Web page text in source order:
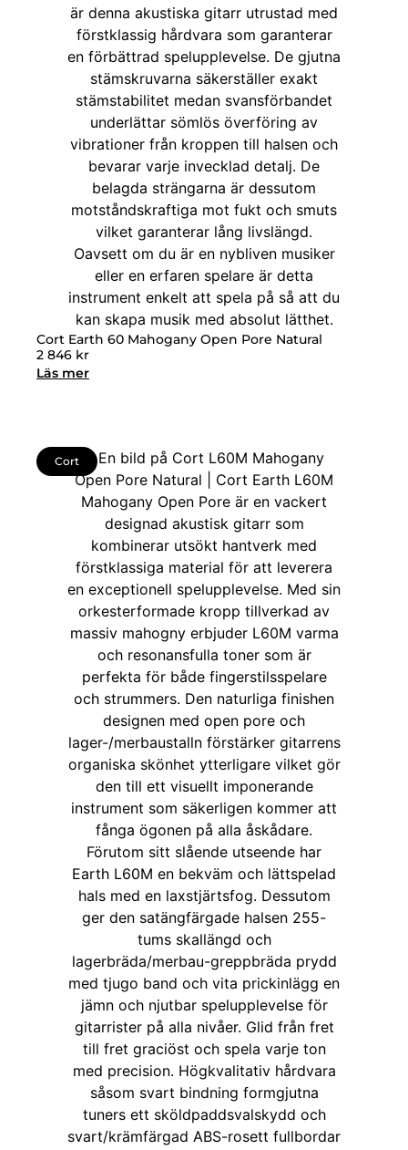
Cort Earth 60 Mahogany Open Pore Natural
2 846 kr
Läs mer
Cort